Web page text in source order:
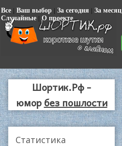
Все | Ваш выбор | За сегодня | За месяц
Случайные | О проекте
Шортик.Рф -
юморбез пошлости
Статистика